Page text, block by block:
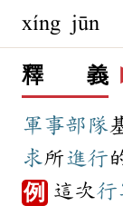
xíng jūn
釋 義
軍事部隊
求所進行
例 這次行